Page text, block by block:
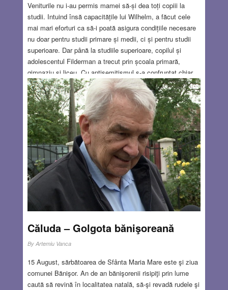
Veniturile nu i-au permis mamei să-și dea toți copiii la
studii. Intuind însă capacitățile lui Wilhelm, a făcut cele
mai mari eforturi ca să-i poată asigura condițiile necesare
nu doar pentru studii primare și medii, ci și pentru studii
superioare. Dar până la studiile superioare, copilul și
adolescentul Filderman a trecut prin școala primară,
gimnaziu și liceu. Cu antisemitismul s-a confruntat chiar
din această etapă a vieții. Antisemitismul era parte
integrantă din existența noastră zilnică – scrie Filderman
în Memoriile sale. Printre altele relatează următoarea
întâmplare: În școala noastră s-a înființat ceva de tipul
unui club cu obiectivul de a invita persoane care să
vorbească despre teme de cultură generală. Un coleg de
clasă, Petru Locusteanu, mi-a cerut să fiu prezent la prima
întâlnire care a fost prezidată de profesorul Banu. În
prezența mea, desconsiderând regula, unul dintre colegi s-
a ridicat și a cerut ca toți evreii să fie excluși din club.
Locusteanu, care inițial m-a invitat, a aplaudat cel mai
zgomotos. M-am ridicat și l-am întrebat pe profesorul
cultură generală sau să promoveze o politică
antisemită.
AUG 18, 2022 17 COMMENTS
Căluda – Golgota bănişoreană
By Artemiu Vanca
15 August, sărbătoarea de Sfânta Maria Mare este şi ziua
comunei Bănişor. An de an bănişorenii risipiţi prin lume
caută să revină în localitatea natală, să-şi revadă rudele şi